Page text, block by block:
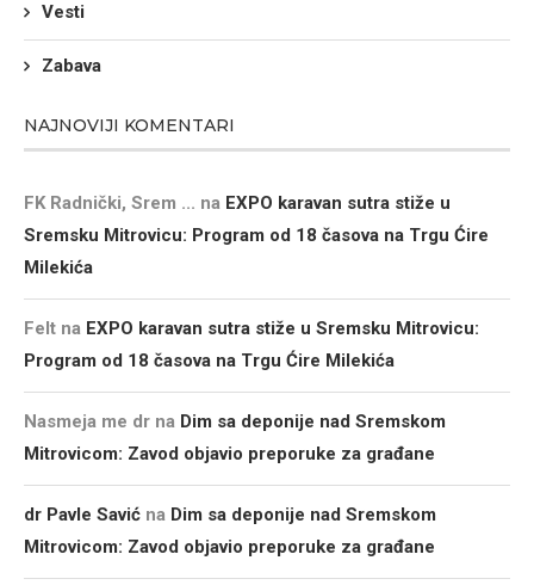
Vesti
Zabava
NAJNOVIJI KOMENTARI
FK Radnički, Srem ... na EXPO karavan sutra stiže u
Sremsku Mitrovicu: Program od 18 časova na Trgu Ćire
Milekića
Felt na EXPO karavan sutra stiže u Sremsku Mitrovicu:
Program od 18 časova na Trgu Ćire Milekića
Nasmeja me dr na Dim sa deponije nad Sremskom
Mitrovicom: Zavod objavio preporuke za građane
dr Pavle Savić na Dim sa deponije nad Sremskom
Mitrovicom: Zavod objavio preporuke za građane